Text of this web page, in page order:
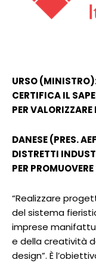
URSO
CERTIFICA IL
PER VALORIZZARE
DANESE (PRES.
DISTRETTI
PER
“Realizzare
del sistema
imprese
e della creatività
design”. È